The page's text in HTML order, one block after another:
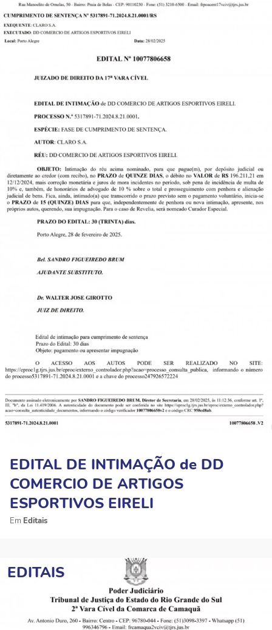
EDITAL DE INTIMAÇÃO de DD
COMERCIO DE ARTIGOS
ESPORTIVOS EIRELI
Editais
EDITAIS